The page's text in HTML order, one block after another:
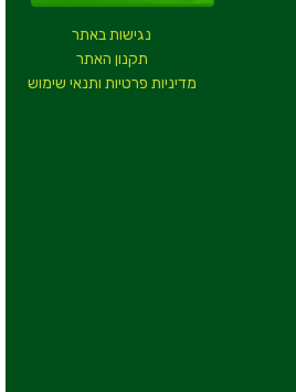
נגישות באתר
תקנון האתר
מדיניות פרטיות ותנאי שימוש